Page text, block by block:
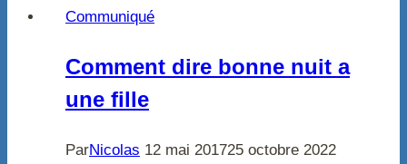
Communiqué
Comment dire bonne nuit a
une fille
ParNicolas 12 mai 201725 octobre 2022